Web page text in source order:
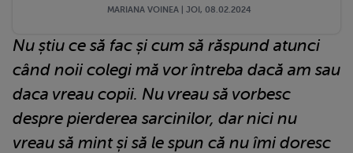
MARIANA VOINEA | JOI, 08.02.2024
Nu știu ce să fac și cum să răspund atunci
când noii colegi mă vor întreba dacă am sau
daca vreau copii. Nu vreau să vorbesc
despre pierderea sarcinilor, dar nici nu
vreau să mint și să le spun că nu îmi doresc